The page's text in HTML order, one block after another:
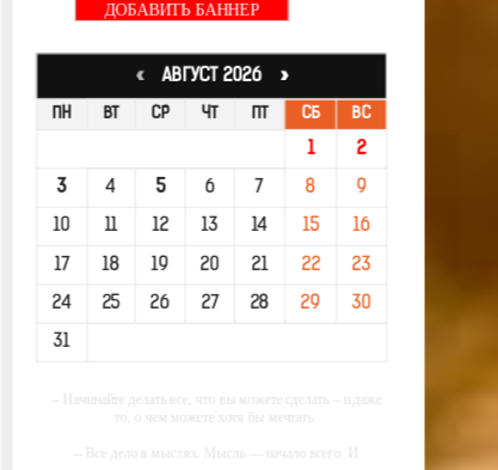
ДОБАВИТЬ БАННЕР
«АВГУСТ 2026 »
ПН ВТ СР ЧТ ПТ СБ ВС
1 2
3 4 5 6 7 8 9
10 11 12 13 14 15 16
17 18 19 20 21 22 23
24 25 26 27 28 29 30
31
-- Начинайте делать все, что вы можете сделать – и даже
то, о чем можете хотя бы мечтать.
-- Все дело в мыслях. Мысль — начало всего. И